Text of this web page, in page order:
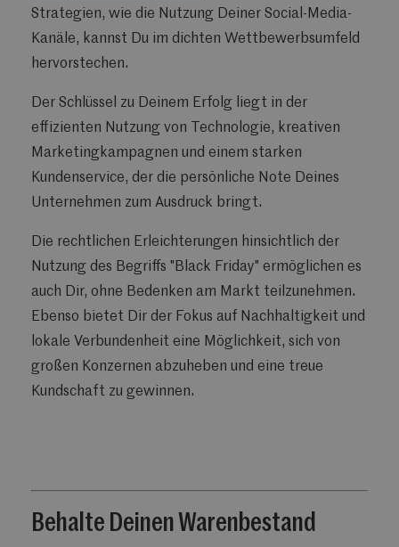
Strategien, wie die Nutzung Deiner Social-Media-
Kanäle, kannst Du im dichten Wettbewerbsumfeld
hervorstechen.
Der Schlüssel zu Deinem Erfolg liegt in der
effizienten Nutzung von Technologie, kreativen
Marketingkampagnen und einem starken
Kundenservice, der die persönliche Note Deines
Unternehmen zum Ausdruck bringt.
Die rechtlichen Erleichterungen hinsichtlich der
Nutzung des Begriffs "Black Friday" ermöglichen es
auch Dir, ohne Bedenken am Markt teilzunehmen.
Ebenso bietet Dir der Fokus auf Nachhaltigkeit und
lokale Verbundenheit eine Möglichkeit, sich von
großen Konzernen abzuheben und eine treue
Kundschaft zu gewinnen.
Behalte Deinen Warenbestand